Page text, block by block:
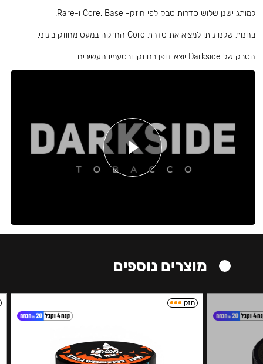
למותג ישנן שלוש סדרות טבק לפי חוזק- Core, Base ו-Rare.
בחנות שלנו ניתן למצוא את סדרת Core החזקה במעט מחוזק בינוני.
הטבק של Darkside יוצא דופן בחוזקו ובטעמיו העשירים.
מוצרים נוספים
חזק